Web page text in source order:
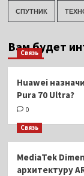
СПУТНИК
Вам будет
Связь
Huawei
Pura 70 Ultra?
0
Связь
MediaTek
архитектуру